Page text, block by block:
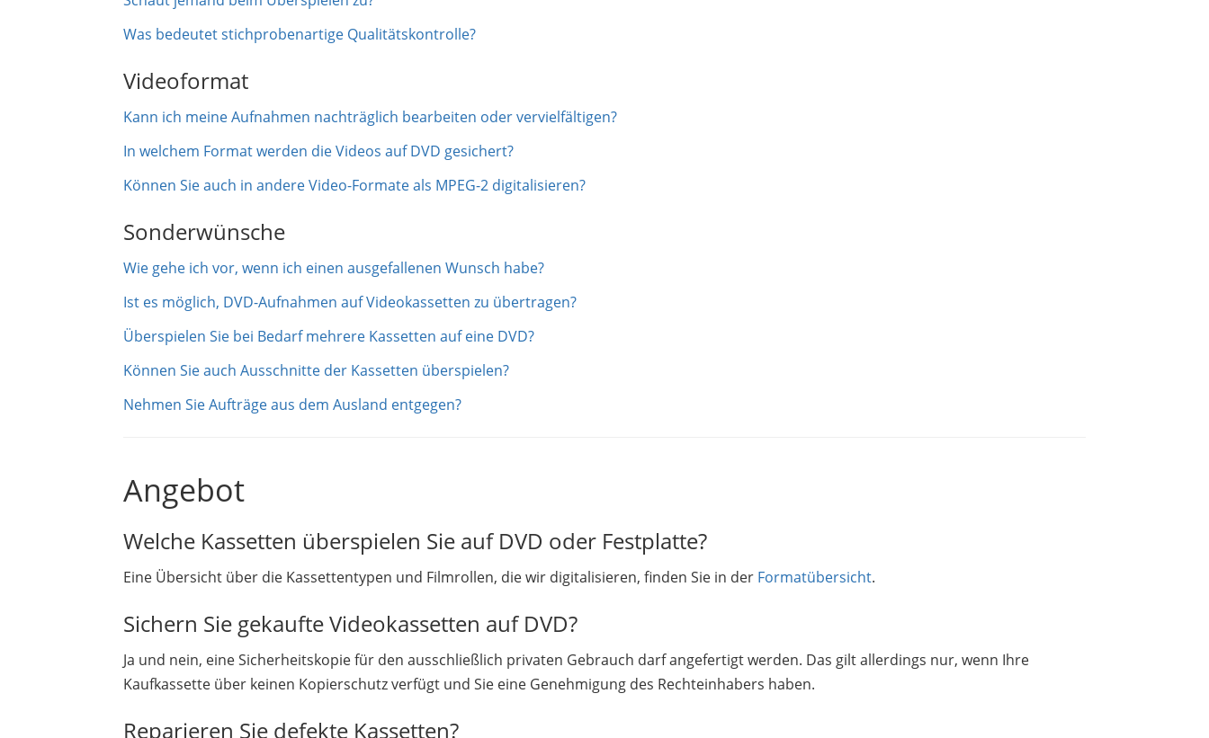
Was bedeutet stichprobenartige Qualitätskontrolle?
Videoformat
Kann ich meine Aufnahmen nachträglich bearbeiten oder vervielfältigen?
In welchem Format werden die Videos auf DVD gesichert?
Können Sie auch in andere Video-Formate als MPEG-2 digitalisieren?
Sonderwünsche
Wie gehe ich vor, wenn ich einen ausgefallenen Wunsch habe?
Ist es möglich, DVD-Aufnahmen auf Videokassetten zu übertragen?
Überspielen Sie bei Bedarf mehrere Kassetten auf eine DVD?
Können Sie auch Ausschnitte der Kassetten überspielen?
Nehmen Sie Aufträge aus dem Ausland entgegen?
Angebot
Welche Kassetten überspielen Sie auf DVD oder Festplatte?
Eine Übersicht über die Kassettentypen und Filmrollen, die wir digitalisieren, finden Sie in der Formatübersicht.
Sichern Sie gekaufte Videokassetten auf DVD?
Ja und nein, eine Sicherheitskopie für den ausschließlich privaten Gebrauch darf angefertigt werden. Das gilt allerdings nur, wenn Ihre
Kaufkassette über keinen Kopierschutz verfügt und Sie eine Genehmigung des Rechteinhabers haben.
Reparieren Sie defekte Kassetten?